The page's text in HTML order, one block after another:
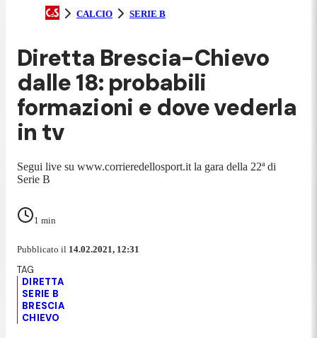
CALCIO SERIE B
Diretta Brescia-Chievo
dalle 18: probabili
formazioni e dove vederla
in tv
Segui live su www.corrieredellosport.it la gara della 22ª di
Serie B
1 min
Pubblicato il 14.02.2021, 12:31
DIRETTA
SERIE B
BRESCIA
CHIEVO